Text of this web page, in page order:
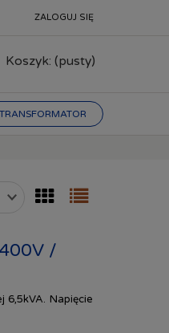
ZALOGUJ SIĘ
Koszyk: (pusty)
/
6,5kVA. Napięcie